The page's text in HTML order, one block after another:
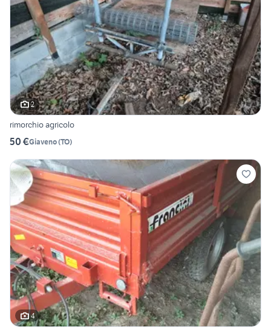
2
rimorchio agricolo
50 €Giaveno(TO)
4